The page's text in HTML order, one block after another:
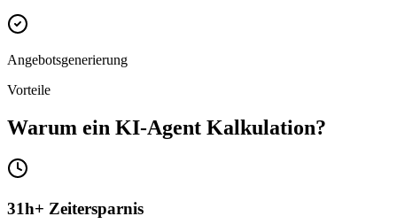
Angebotsgenerierung
Vorteile
Warum ein KI-Agent Kalkulation?
31h+ Zeitersparnis